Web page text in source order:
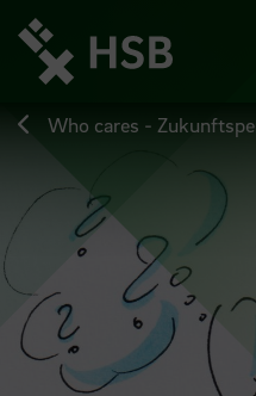
zum
Seiteninhalt
springen
Who cares -